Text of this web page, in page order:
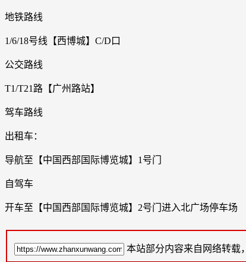
地铁路线
1/6/18号线【西博城】C/D口
公交路线
T1/T21路【广州路站】
驾车路线
出租车：
导航至【中国西部国际博览城】1号门
自驾车
开车至【中国西部国际博览城】2号门进入北广场停车场
本站部分内容来自网络转载